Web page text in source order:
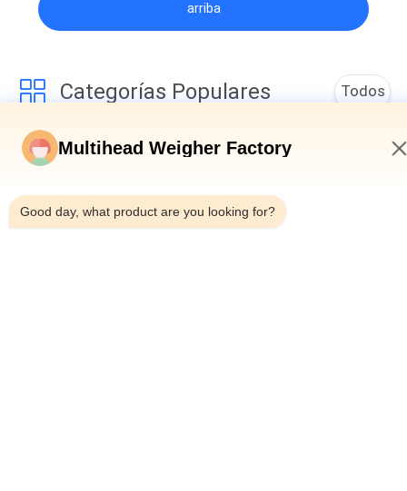
arriba
Categorías Populares Todos
Pesadora
Multicabezal
Empaquetadora Del
Pesador Del
Empaquetadora
Linear Del Pesador
Empaquetadora De
Los Snacks
Multihead Weigher Factory
Good day, what product are you looking for?